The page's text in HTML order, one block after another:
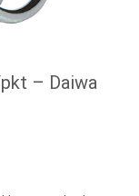
– Daiwa